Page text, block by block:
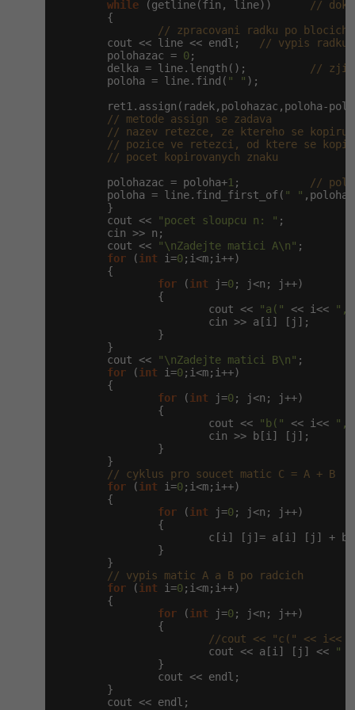
while (getline(fin, line))
//
        {
// zpracovani radku po blocich
        cout << line << endl;
// vypis radku
        polohazac =
0
        delka = line.length();
//
        poloha = line.find(
" "
ret1.assign(radek,polohazac,poloha-
// metode assign se zadava
// nazev retezce, ze ktereho se
// pozice ve retezci, od ktere se
// pocet kopirovanych znaku
        polohazac = poloha+
1 ;
//
        poloha = line.find_first_of(
" "
        }
        cout <<
"pocet sloupcu n: " ;
        cin >> n;
        cout <<
"\nZadejte matici A\n" ;
for (int i=0;i<m;i++)
        {
for (int j=0; j<n; j++)
                {
                        cout <<
"a(" << i<< ","
                        cin >> a[i] [j];
                }
        }
        cout <<
"\nZadejte matici B\n" ;
for (int i=0;i<m;i++)
        {
for (int j=0; j<n; j++)
                {
                        cout <<
"b(" << i<< ","
                        cin >> b[i] [j];
                }
        }
// cyklus pro soucet matic C = A + B
for (int i=0;i<m;i++)
        {
for (int j=0; j<n; j++)
                {
c[i] [j]= a[i] [j] +
                }
        }
// vypis matic A a B po radcich
for (int i=0;i<m;i++)
        {
for (int j=0; j<n; j++)
                {
//cout << "c(" << i<<
                        cout << a[i] [j] <<
" "
                }
                cout << endl;
        }
        cout << endl;